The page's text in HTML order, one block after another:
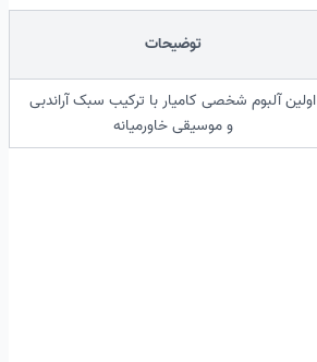
توضیحات
اولین آلبوم شخصی کامیار با ترکیب سبک آراندبی
و موسیقی خاورمیانه